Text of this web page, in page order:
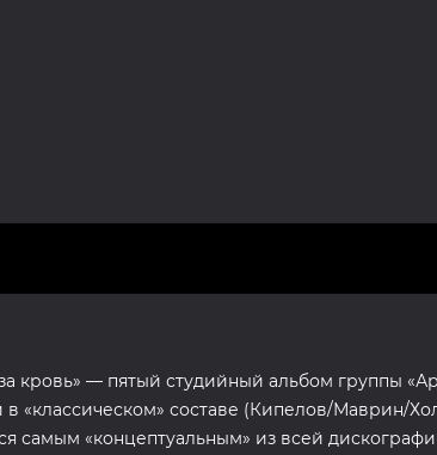
кровь» — пятый студийный альбом группы
в «классическом» составе (Кипелов/Маврин/
самым «концептуальным» из всей